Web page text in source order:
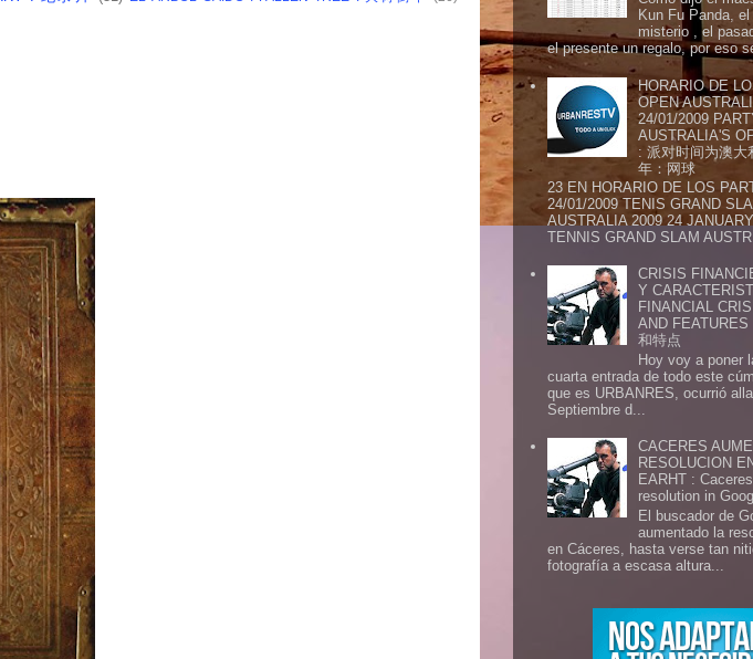
Kun Fu Panda,
misterio , el
el presente un regalo, por eso
HORARIO DE
OPEN
24/01/2009
AUSTRALIA'S
: 派对时间为澳大
年：网球
23 EN HORARIO DE LOS
24/01/2009 TENIS GRAND
AUSTRALIA 2009 24
TENNIS GRAND SLAM
CRISIS
Y
FINANCIAL
AND
和特点
Hoy voy a poner
cuarta entrada de todo este
que es URBANRES, ocurrió
Septiembre d...
CACERES
RESOLUCION
EARHT :
resolution in
El buscador de
aumentado la
en Cáceres, hasta verse tan
fotografía a escasa altura...